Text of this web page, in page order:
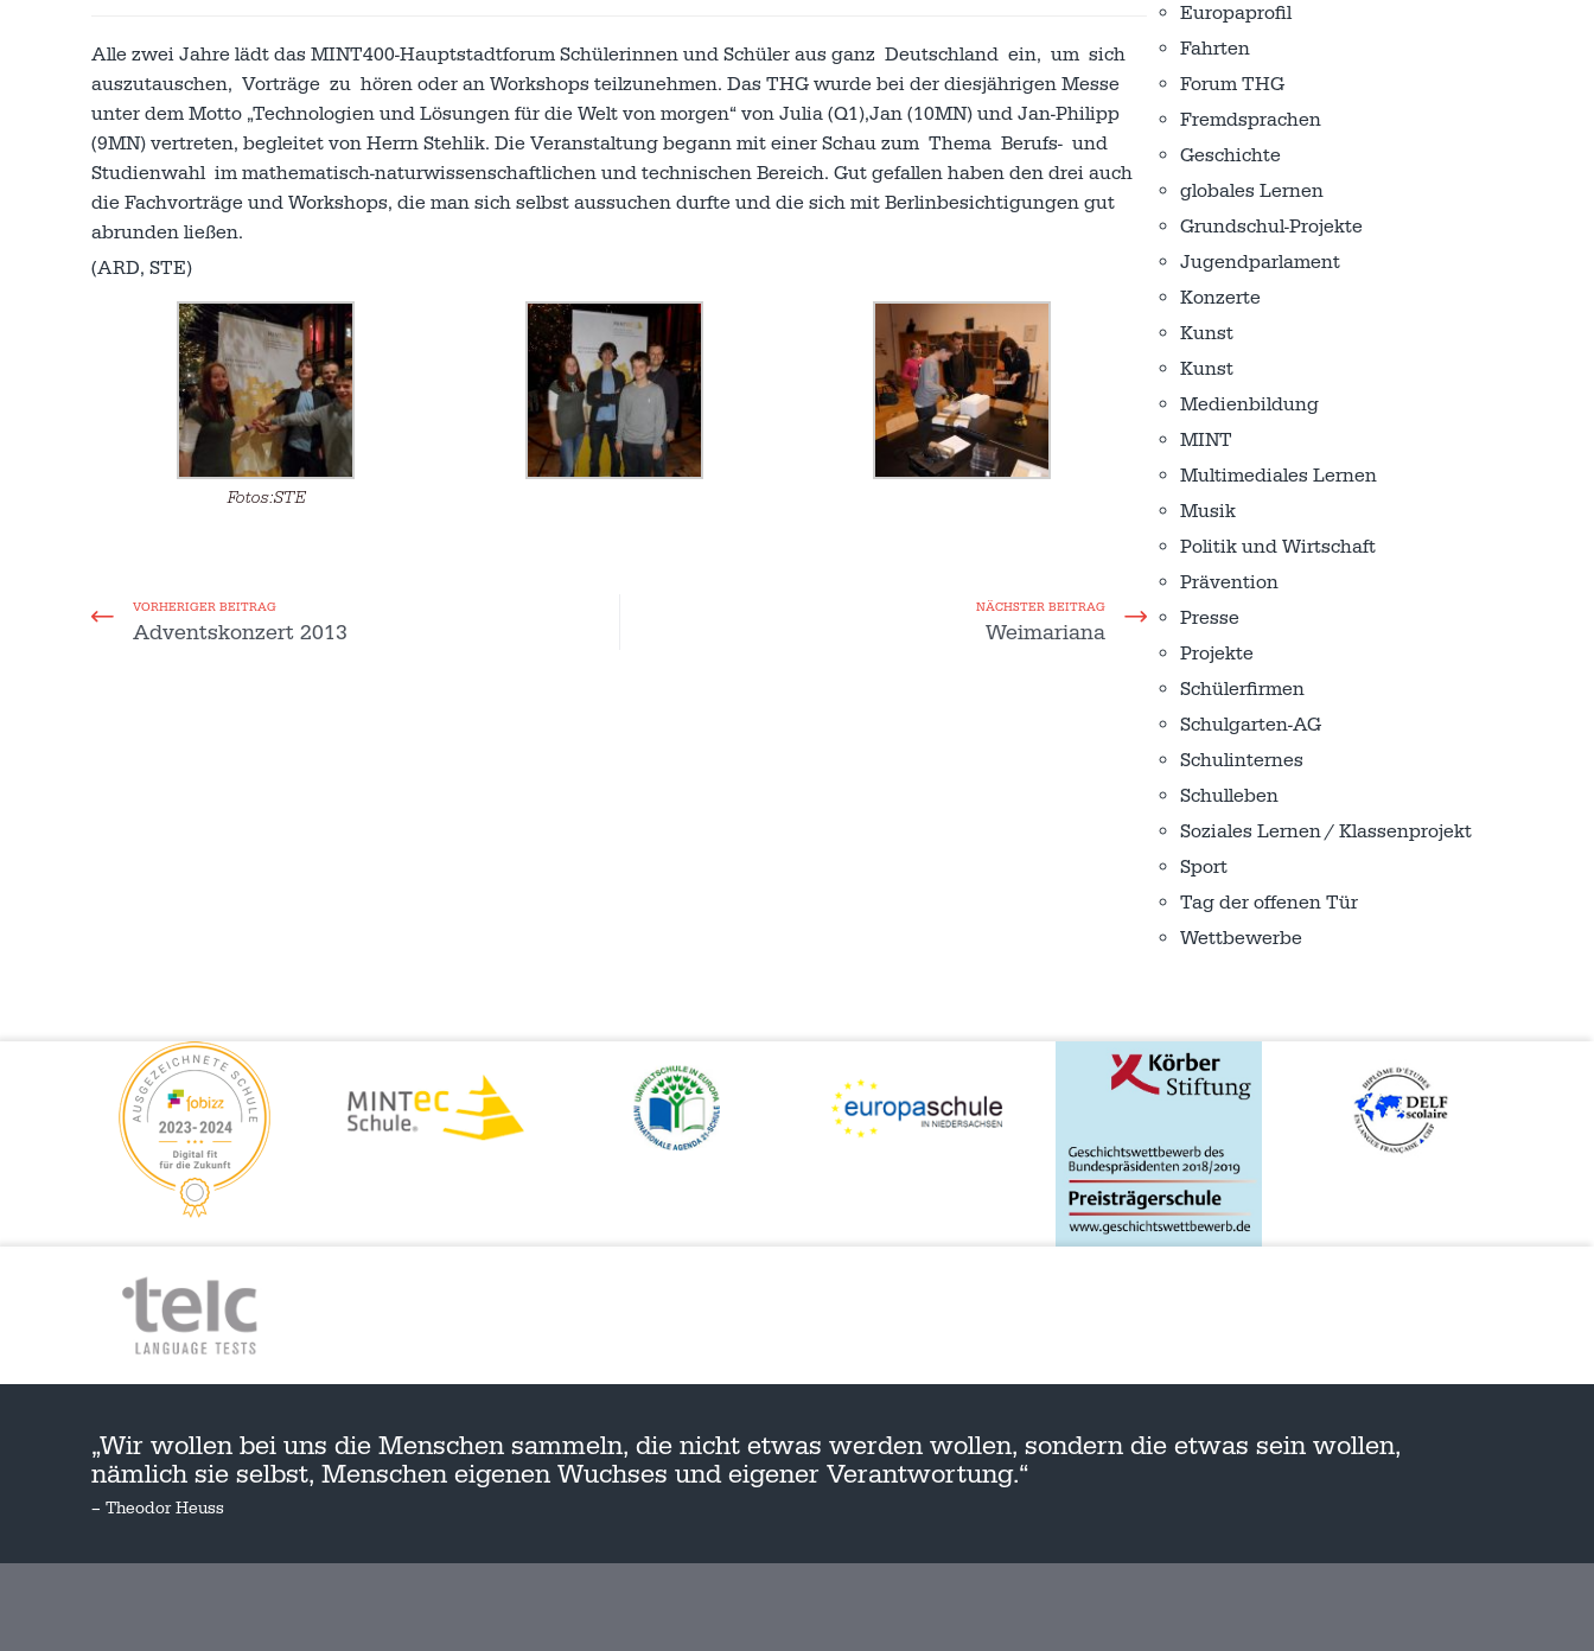
Alle zwei Jahre lädt das MINT400-Hauptstadtforum Schülerinnen und Schüler aus ganz Deutschland ein, um sich
auszutauschen, Vorträge zu hören oder an Workshops teilzunehmen. Das THG wurde bei der diesjährigen Messe
unter dem Motto „Technologien und Lösungen für die Welt von morgen“ von Julia (Q1),Jan (10MN) und Jan-Philipp
(9MN) vertreten, begleitet von Herrn Stehlik. Die Veranstaltung begann mit einer Schau zum Thema Berufs- und
Studienwahl im mathematisch-naturwissenschaftlichen und technischen Bereich. Gut gefallen haben den drei auch
die Fachvorträge und Workshops, die man sich selbst aussuchen durfte und die sich mit Berlinbesichtigungen gut
abrunden ließen.
(ARD, STE)
Fotos:STE
VORHERIGER BEITRAG
Adventskonzert 2013
NÄCHSTER BEITRAG
Weimariana
Europaprofil
Fahrten
Forum THG
Fremdsprachen
Geschichte
globales Lernen
Grundschul-Projekte
Jugendparlament
Konzerte
Kunst
Kunst
Medienbildung
MINT
Multimediales Lernen
Musik
Politik und Wirtschaft
Prävention
Presse
Projekte
Schülerfirmen
Schulgarten-AG
Schulinternes
Schulleben
Soziales Lernen / Klassenprojekt
Sport
Tag der offenen Tür
Wettbewerbe
„Wir wollen bei uns die Menschen sammeln, die nicht etwas werden wollen, sondern die etwas sein wollen,
nämlich sie selbst, Menschen eigenen Wuchses und eigener Verantwortung.“
– Theodor Heuss